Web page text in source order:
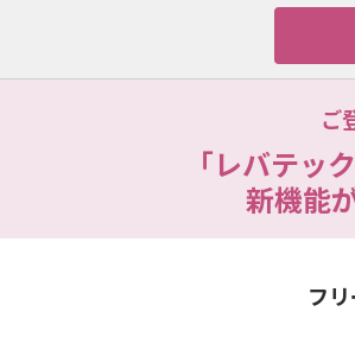
ご
「レバテッ
新機能
フ